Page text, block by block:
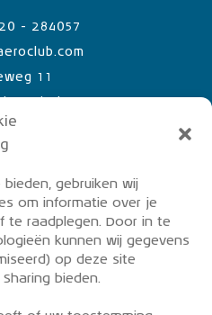
gebruiken wij
om informatie over je
raadplegen. Door in te
kunnen wij gegevens
op deze site
bieden.
11
- 284057
POLICY
AEROCLUB